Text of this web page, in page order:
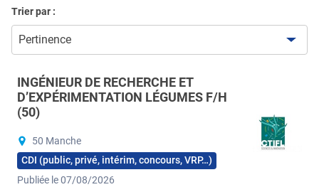
Trier par :
Pertinence
INGÉNIEUR DE RECHERCHE ET
D’EXPÉRIMENTATION LÉGUMES F/H
(50)
50 Manche
CDI (public, privé, intérim, concours, VRP…)
Publiée le 07/08/2026